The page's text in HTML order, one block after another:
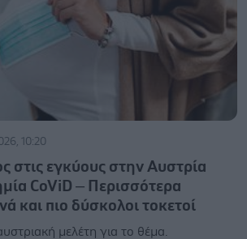
10:20
στις εγκύους στην Αυστρία
CoViD – Περισσότερα
και πιο δύσκολoι τοκετοί
μελέτη για το θέμα.